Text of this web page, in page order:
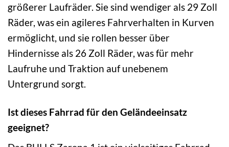
größerer Laufräder. Sie sind wendiger als 29 Zoll
Räder, was ein agileres Fahrverhalten in Kurven
ermöglicht, und sie rollen besser über
Hindernisse als 26 Zoll Räder, was für mehr
Laufruhe und Traktion auf unebenem
Untergrund sorgt.
Ist dieses Fahrrad für den Geländeeinsatz
geeignet?